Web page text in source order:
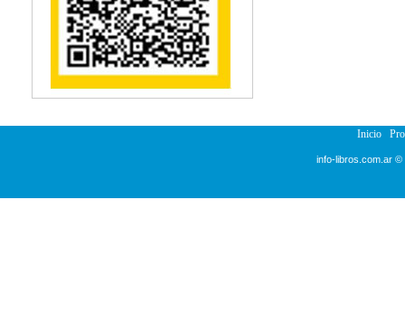
Reumatología
Salud Pública
Semiología
Terapia Ocupacional
Urología
Inicio
info-libros.com.ar